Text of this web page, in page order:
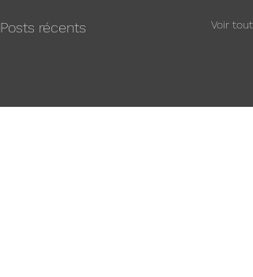
Posts récents Voir tout